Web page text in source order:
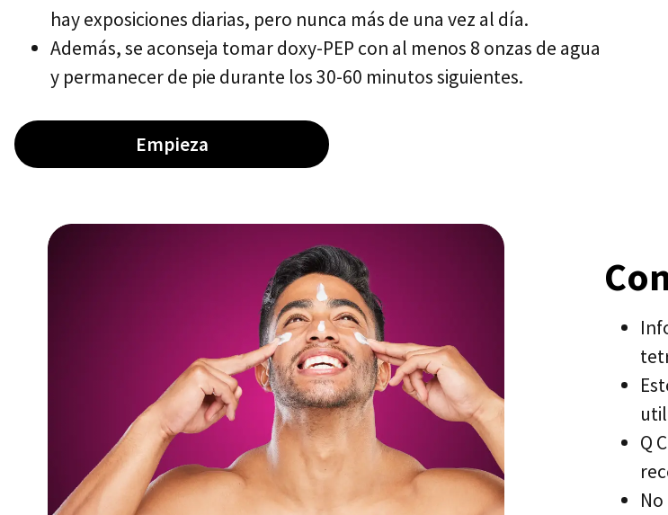
hay exposiciones diarias, pero nunca más de una vez al día.
Además, se aconseja tomar doxy-PEP con al menos 8 onzas de agua
y permanecer de pie durante los 30-60 minutos siguientes.
Empieza
Q